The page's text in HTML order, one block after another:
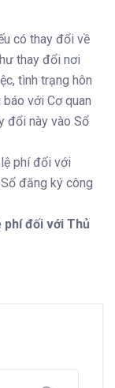
có thay đổi về
thay đổi nơi
tình trạng hôn
báo với Cơ quan
đổi này vào Sổ
phí đối với
đăng ký công
phí đối với Thủ